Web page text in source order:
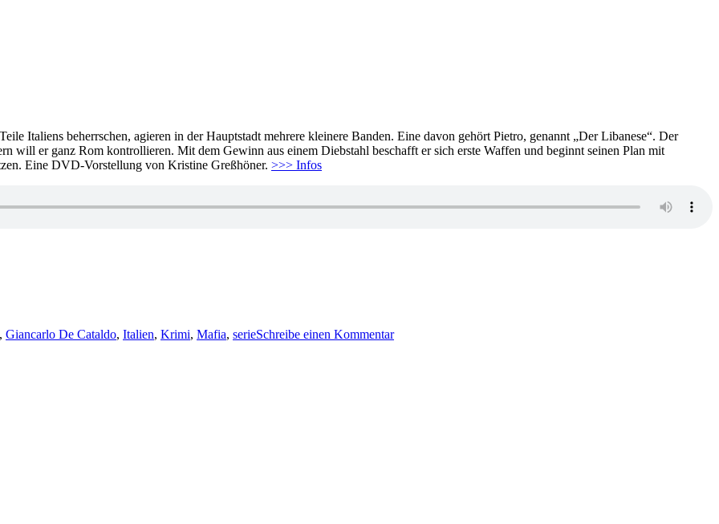
Italiens beherrschen, agieren in der Hauptstadt mehrere kleinere Banden. Eine davon gehört Pietro, genannt „Der Libanese“. Der
will er ganz Rom kontrollieren. Mit dem Gewinn aus einem Diebstahl beschafft er sich erste Waffen und beginnt seinen Plan mit
Eine DVD-Vorstellung von Kristine Greßhöner. >>> Infos
, Giancarlo De Cataldo, Italien, Krimi, Mafia, serieSchreibe einen KommentarRomanzo